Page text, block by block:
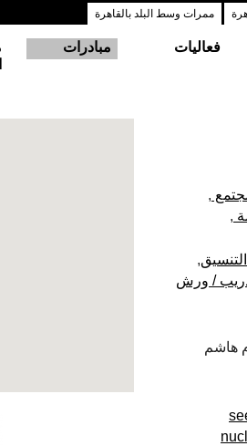
ممرات وسط البلد بالقاهرة
فعاليات مبادرات
/ ورش
هاشم